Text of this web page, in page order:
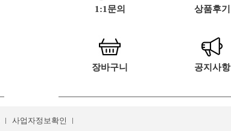
1:1문의 상품후기
장바구니 공지사항
사업자정보확인